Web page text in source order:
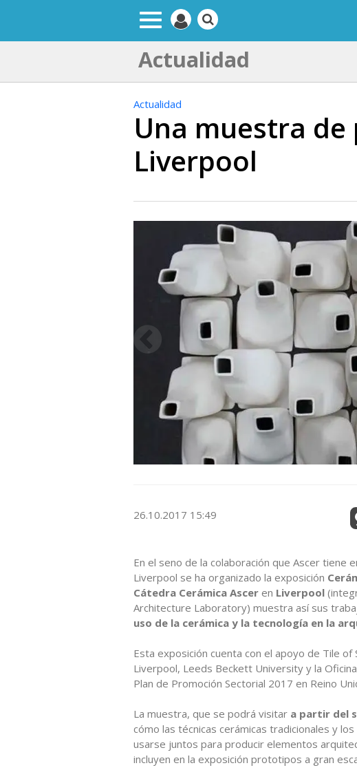
Actualidad
Actualidad
Una muestra
Liverpool
26.10.2017 15:49
En el seno de la colaboración que Ascer tiene
Liverpool se ha organizado la exposición
Cátedra Cerámica Ascer en Liverpool
Architecture Laboratory) muestra así sus
uso de la cerámica y la tecnología en la
Esta exposición cuenta con el apoyo de Tile
Liverpool, Leeds Beckett University y la
Plan de Promoción Sectorial 2017 en Reino
La muestra, que se podrá visitar a partir del
cómo las técnicas cerámicas tradicionales y
usarse juntos para producir elementos
incluyen en la exposición prototipos a gran